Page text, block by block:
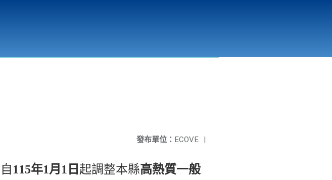
發布單位： ECOVE |
115年1月1日 起調整本縣高熱質一般